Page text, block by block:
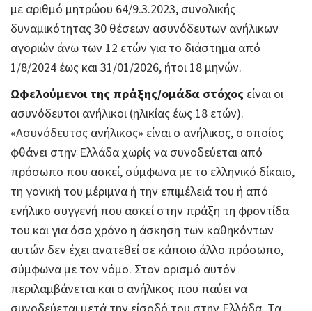
με αριθμό μητρώου 64/9.3.2023, συνολικής
δυναμικότητας 30 θέσεων ασυνόδευτων ανήλικων
αγοριών άνω των 12 ετών για το διάστημα από
1/8/2024 έως και 31/01/2026, ήτοι 18 μηνών.
Ωφελούμενοι της πράξης/ομάδα στόχος είναι οι
ασυνόδευτοι ανήλικοι (ηλικίας έως 18 ετών).
«Ασυνόδευτος ανήλικος» είναι ο ανήλικος, ο οποίος
φθάνει στην Ελλάδα χωρίς να συνοδεύεται από
πρόσωπο που ασκεί, σύμφωνα με το ελληνικό δίκαιο,
τη γονική του μέριμνα ή την επιμέλειά του ή από
ενήλικο συγγενή που ασκεί στην πράξη τη φροντίδα
του και για όσο χρόνο η άσκηση των καθηκόντων
αυτών δεν έχει ανατεθεί σε κάποιο άλλο πρόσωπο,
σύμφωνα με τον νόμο. Στον ορισμό αυτόν
περιλαμβάνεται και ο ανήλικος που παύει να